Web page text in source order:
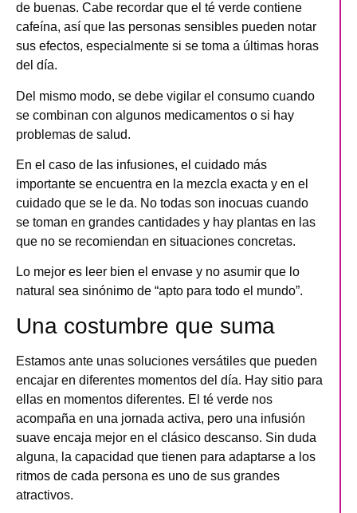
de buenas. Cabe recordar que el té verde contiene
cafeína, así que las personas sensibles pueden notar
sus efectos, especialmente si se toma a últimas horas
del día.
Del mismo modo, se debe vigilar el consumo cuando
se combinan con algunos medicamentos o si hay
problemas de salud.
En el caso de las infusiones, el cuidado más
importante se encuentra en la mezcla exacta y en el
cuidado que se le da. No todas son inocuas cuando
se toman en grandes cantidades y hay plantas en las
que no se recomiendan en situaciones concretas.
Lo mejor es leer bien el envase y no asumir que lo
natural sea sinónimo de “apto para todo el mundo”.
Una costumbre que suma
Estamos ante unas soluciones versátiles que pueden
encajar en diferentes momentos del día. Hay sitio para
ellas en momentos diferentes. El té verde nos
acompaña en una jornada activa, pero una infusión
suave encaja mejor en el clásico descanso. Sin duda
alguna, la capacidad que tienen para adaptarse a los
ritmos de cada persona es uno de sus grandes
atractivos.